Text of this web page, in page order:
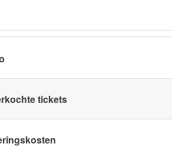
tickets